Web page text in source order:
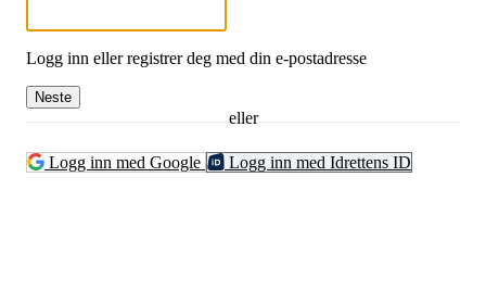
Logg inn eller registrer deg med din e-postadresse
Neste
eller
Logg inn med Google Logg inn med Idrettens ID